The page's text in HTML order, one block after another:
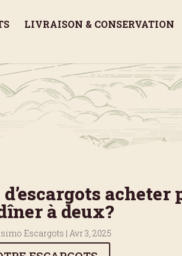
LIVRAISON & CONSERVATION
acheter
à deux?
Escargots | Avr 3, 2025